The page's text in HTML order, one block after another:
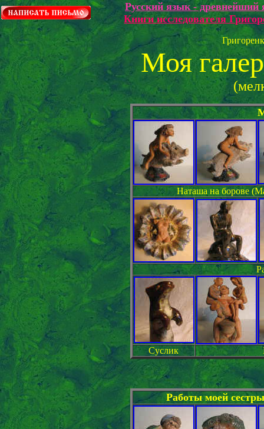
Русский язык - древнейший
Книги исследователя
Моя
Наташа на борове
Суслик
Работы моей